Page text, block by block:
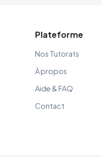
Plateforme
Nos Tutorats
À propos
Aide & FAQ
Contact